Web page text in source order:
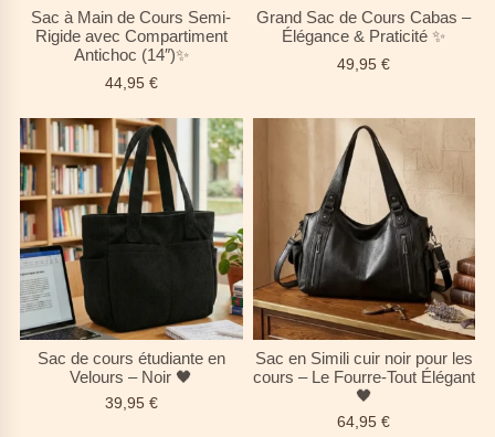
Sac à Main de Cours Semi-
Rigide avec Compartiment
Antichoc (14″)✨
44,95 €
Grand Sac de Cours Cabas –
Élégance & Praticité ✨
49,95€
Sac de cours étudiante en
Velours – Noir 🖤
39,95 €
Sac en Simili cuir noir pour les
cours – Le Fourre-Tout Élégant
🖤
64,95€